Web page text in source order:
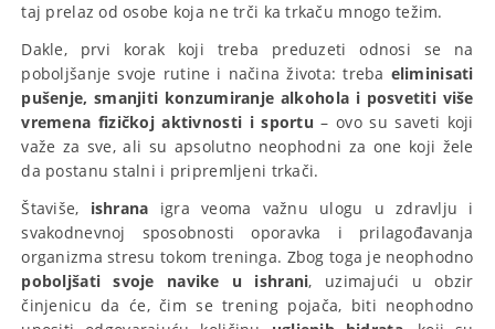
taj prelaz od osobe koja ne trči ka trkaču mnogo težim.
Dakle, prvi korak koji treba preduzeti odnosi se na
poboljšanje svoje rutine i načina života: treba eliminisati
pušenje, smanjiti konzumiranje alkohola i posvetiti više
vremena fizičkoj aktivnosti i sportu – ovo su saveti koji
važe za sve, ali su apsolutno neophodni za one koji žele
da postanu stalni i pripremljeni trkači.
Štaviše, ishrana igra veoma važnu ulogu u zdravlju i
svakodnevnoj sposobnosti oporavka i prilagođavanja
organizma stresu tokom treninga. Zbog toga je neophodno
poboljšati svoje navike u ishrani, uzimajući u obzir
činjenicu da će, čim se trening pojača, biti neophodno